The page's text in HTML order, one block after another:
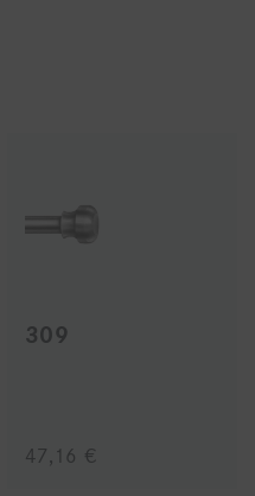
309
47,16 €